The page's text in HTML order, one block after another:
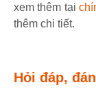
xem thêm tại
thêm chi tiết.
Hỏi đáp,